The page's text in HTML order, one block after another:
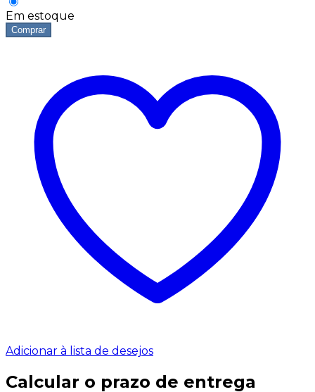
Em estoque
Comprar
Adicionar à lista de desejos
Calcular o prazo de entrega